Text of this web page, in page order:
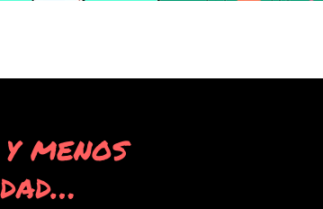
menos